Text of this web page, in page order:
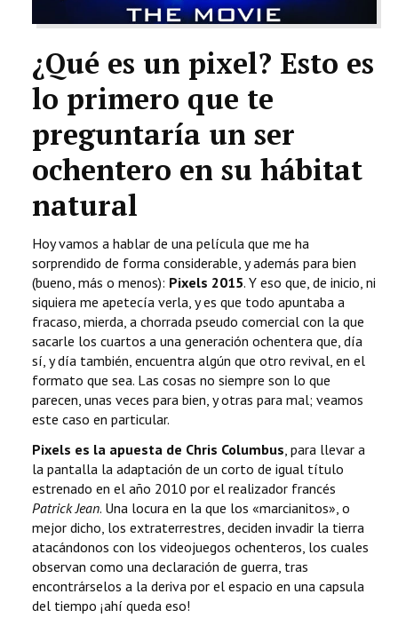
¿Qué es un pixel? Esto es
lo primero que te
preguntaría un ser
ochentero en su hábitat
natural
Hoy vamos a hablar de una película que me ha
sorprendido de forma considerable, y además para bien
(bueno, más o menos): Pixels 2015. Y eso que, de inicio, ni
siquiera me apetecía verla, y es que todo apuntaba a
fracaso, mierda, a chorrada pseudo comercial con la que
sacarle los cuartos a una generación ochentera que, día
sí, y día también, encuentra algún que otro revival, en el
formato que sea. Las cosas no siempre son lo que
parecen, unas veces para bien, y otras para mal; veamos
este caso en particular.
Pixels es la apuesta de Chris Columbus, para llevar a
la pantalla la adaptación de un corto de igual título
estrenado en el año 2010 por el realizador francés
Patrick Jean. Una locura en la que los «marcianitos», o
mejor dicho, los extraterrestres, deciden invadir la tierra
atacándonos con los videojuegos ochenteros, los cuales
observan como una declaración de guerra, tras
encontrárselos a la deriva por el espacio en una capsula
del tiempo ¡ahí queda eso!